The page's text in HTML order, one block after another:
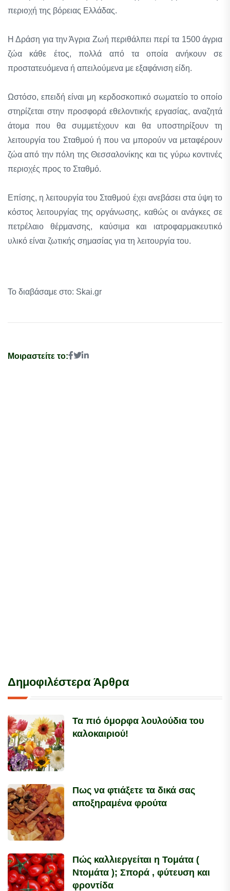
περιοχή της βόρειας Ελλάδας.
Η Δράση για την Άγρια Ζωή περιθάλπει περί τα 1500 άγρια
ζώα κάθε έτος, πολλά από τα οποία ανήκουν σε
προστατευόμενα ή απειλούμενα με εξαφάνιση είδη.
Ωστόσο, επειδή είναι μη κερδοσκοπικό σωματείο το οποίο
στηρίζεται στην προσφορά εθελοντικής εργασίας, αναζητά
άτομα που θα συμμετέχουν και θα υποστηρίξουν τη
λειτουργία του Σταθμού ή που να μπορούν να μεταφέρουν
ζώα από την πόλη της Θεσσαλονίκης και τις γύρω κοντινές
περιοχές προς το Σταθμό.
Επίσης, η λειτουργία του Σταθμού έχει ανεβάσει στα ύψη το
κόστος λειτουργίας της οργάνωσης, καθώς οι ανάγκες σε
πετρέλαιο θέρμανσης, καύσιμα και ιατροφαρμακευτικό
υλικό είναι ζωτικής σημασίας για τη λειτουργία του.
Το διαβάσαμε στο: Skai.gr
Μοιραστείτε το:
Δημοφιλέστερα Άρθρα
Τα πιό όμορφα λουλούδια του
καλοκαιριού!
Πως να φτιάξετε τα δικά σας
αποξηραμένα φρούτα
Πώς καλλιεργείται η Τομάτα (
Ντομάτα ); Σπορά , φύτευση και
φροντίδα